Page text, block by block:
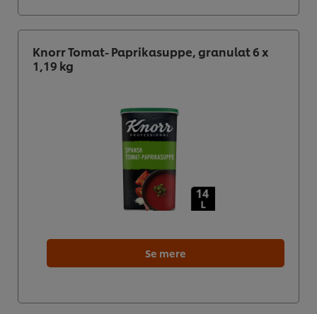
Knorr Tomat- Paprikasuppe, granulat 6 x
1,19 kg
Se mere